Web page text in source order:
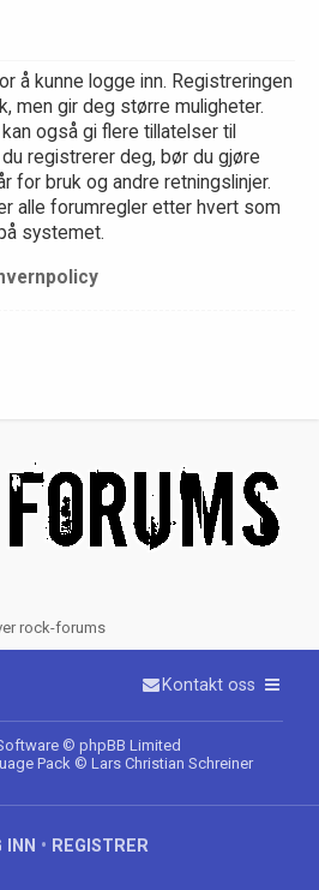
å kunne logge inn. Registreringen
men gir deg større muligheter.
også gi flere tillatelser til
registrerer deg, bør du gjøre
for bruk og andre retningslinjer.
alle forumregler etter hvert som
systemet.
rock-forums
Kontakt oss
© phpBB Limited
Pack © Lars Christian Schreiner
INN • REGISTRER